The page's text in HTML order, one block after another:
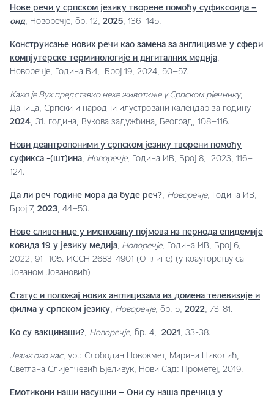
Нове речи у српском језику творене помоћу суфиксоида –
оид, Новоречје, бр. 12, 2025, 136–145.
Конструисање нових речи као замена за англицизме у сфери
компјутерске терминологије и дигиталних медија,
Новоречје, Година ВИ, Број 19, 2024, 50–57.
Како је Вук представио неке животиње у Српском рјечнику,
Даница, Српски и народни илустровани календар за годину
2024, 31. година, Вукова задужбина, Београд, 108–116.
Нови деантропоними у српском језику творени помоћу
суфикса -(шт)ина, Новоречје, Година ИВ, Број 8, 2023, 116–
124.
Да ли реч године мора да буде реч?, Новоречје, Година ИВ,
Број 7, 2023, 44–53.
Нове сливенице у именовању појмова из периода епидемије
ковида 19 у језику медија, Новоречје, Година ИВ, Број 6,
2022, 91–105. ИССН 2683-4901 (Онлине) (у коауторству са
Јованом Јовановић)
Статус и положај нових англицизама из домена телевизије и
филма у српском језику, Новоречје, бр. 5, 2022, 73-81.
Ко су вакцинаши?, Новоречје, бр. 4, 2021 , 33-38.
Језик око нас, ур.: Слободан Новокмет, Марина Николић,
Светлана Слијепчевић Бјеливук, Нови Сад: Прометеј, 2019.
Емотикони наши насушни – Они су наша пречица у